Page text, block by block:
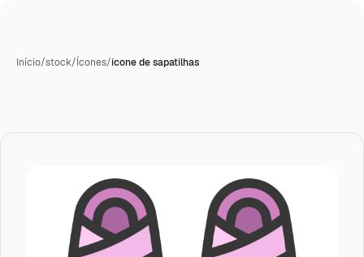
Início/stock/Ícones/ícone de sapatilhas